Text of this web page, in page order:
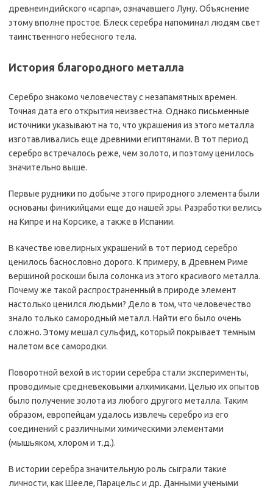
древнеиндийского «сарпа», означавшего Луну. Объяснение
этому вполне простое. Блеск серебра напоминал людям свет
таинственного небесного тела.
История благородного металла
Серебро знакомо человечеству с незапамятных времен.
Точная дата его открытия неизвестна. Однако письменные
источники указывают на то, что украшения из этого металла
изготавливались еще древними египтянами. В тот период
серебро встречалось реже, чем золото, и поэтому ценилось
значительно выше.
Первые рудники по добыче этого природного элемента были
основаны финикийцами еще до нашей эры. Разработки велись
на Кипре и на Корсике, а также в Испании.
В качестве ювелирных украшений в тот период серебро
ценилось баснословно дорого. К примеру, в Древнем Риме
вершиной роскоши была солонка из этого красивого металла.
Почему же такой распространенный в природе элемент
настолько ценился людьми? Дело в том, что человечество
знало только самородный металл. Найти его было очень
сложно. Этому мешал сульфид, который покрывает темным
налетом все самородки.
Поворотной вехой в истории серебра стали эксперименты,
проводимые средневековыми алхимиками. Целью их опытов
было получение золота из любого другого металла. Таким
образом, европейцам удалось извлечь серебро из его
соединений с различными химическими элементами
(мышьяком, хлором и т.д.).
В истории серебра значительную роль сыграли такие
личности, как Шееле, Парацельс и др. Данными учеными